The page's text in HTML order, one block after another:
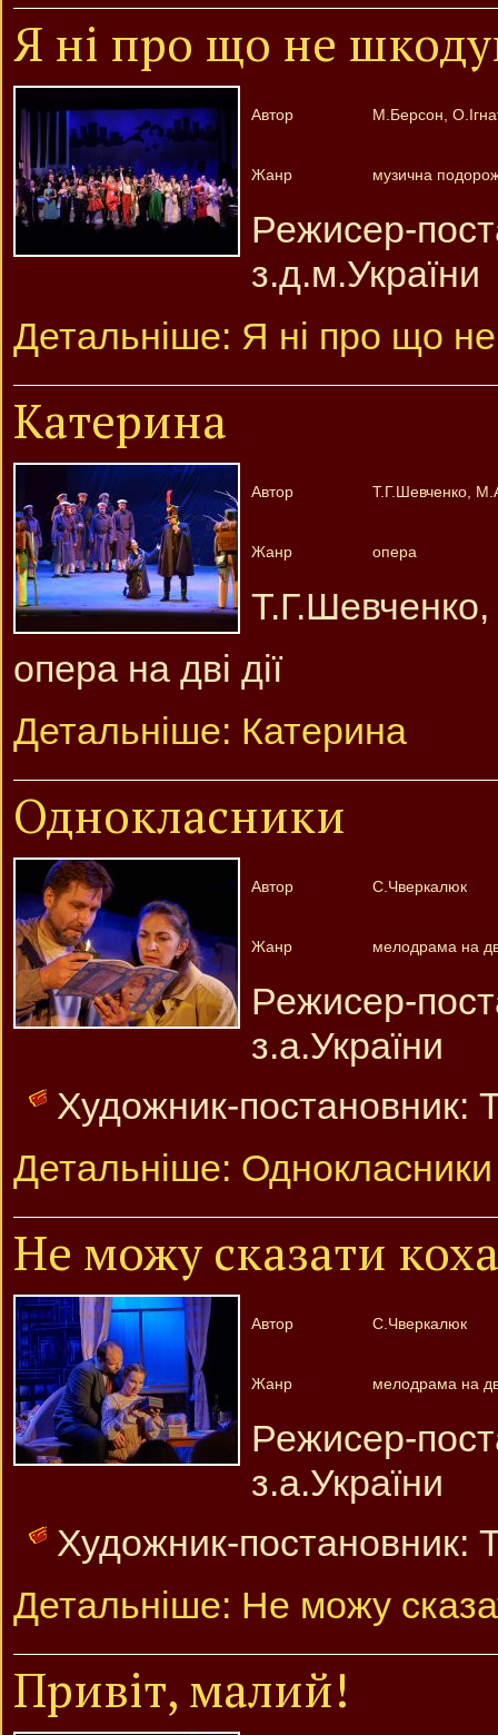
Я ні про що не
Автор М.Берсон,
Жанр музична подорож
Режисер-
з.д.м.України
Детальніше: Я ні про що
Катерина
Автор Т.Г.Шевченко,
Жанр опера
опера на дві дії
Детальніше: Катерина
Однокласники
Автор С.Чверкалюк
Жанр мелодрама на
Режисер-
з.а.України
Художник-постановник:
Детальніше: Однокласники
Не можу сказати
Автор С.Чверкалюк
Жанр мелодрама на
Режисер-
з.а.України
Художник-постановник:
Детальніше: Не можу
Привіт, малий!